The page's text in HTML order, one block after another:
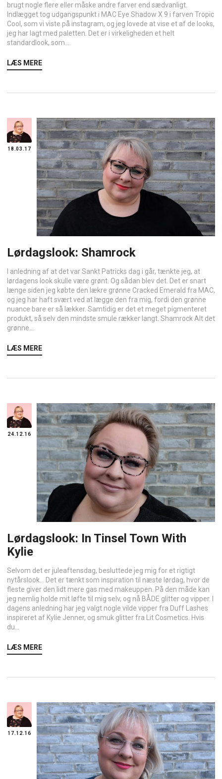
brugt nogle flere eller måske andre farver end sædvanligt.
Indlægget tog udgangspunkt i MAC Eye Shadow X 9 i farven Tropic
Cool, som vi viste på instagram, og jeg lovede at vise et af de looks,
jeg har lagt med paletten. Det er i virkeligheden et helt
standardlook, som...
LÆS MERE
18.03.17
Lørdagslook: Shamrock
I anledning af at det var Sankt Patricks dag i går, tænkte jeg, at
lørdagens look skulle være grønt. Og sådan blev det. Det er snart
længe siden jeg købte den lækre grønne Cracked Emerald fra MAC,
og jeg har haft svært ved at lægge den fra mig, fordi den grønne
nuance bare er så lækker. Samtidig er det et meget pigmenteret
produkt, så selv den mindste smule rækker langt. Shamrock Alt det
grønne...
LÆS MERE
24.12.16
Lørdagslook: In Tinsel Town With
Kylie
Selvom det er juleaftensdag, besluttede jeg mig for et rigtigt
nytårslook… Det er tænkt som inspiration til næste lørdag, hvor de
fleste giver den lidt mere gas med makeuppen. På den måde kan
jeg nemlig holde mit løfte til mig selv, og nå BÅDE glitter og vipper. I
dagens anledning har jeg valgt nogle vilde vipper fra Duff Lashes
inspireret af Kylie Jenner, og smuk glitter fra Lit Cosmetics. Hvis
du...
LÆS MERE
17.12.16